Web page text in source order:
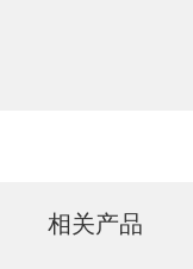
相关产品